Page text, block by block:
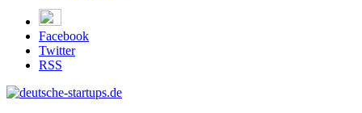
Facebook
Twitter
RSS